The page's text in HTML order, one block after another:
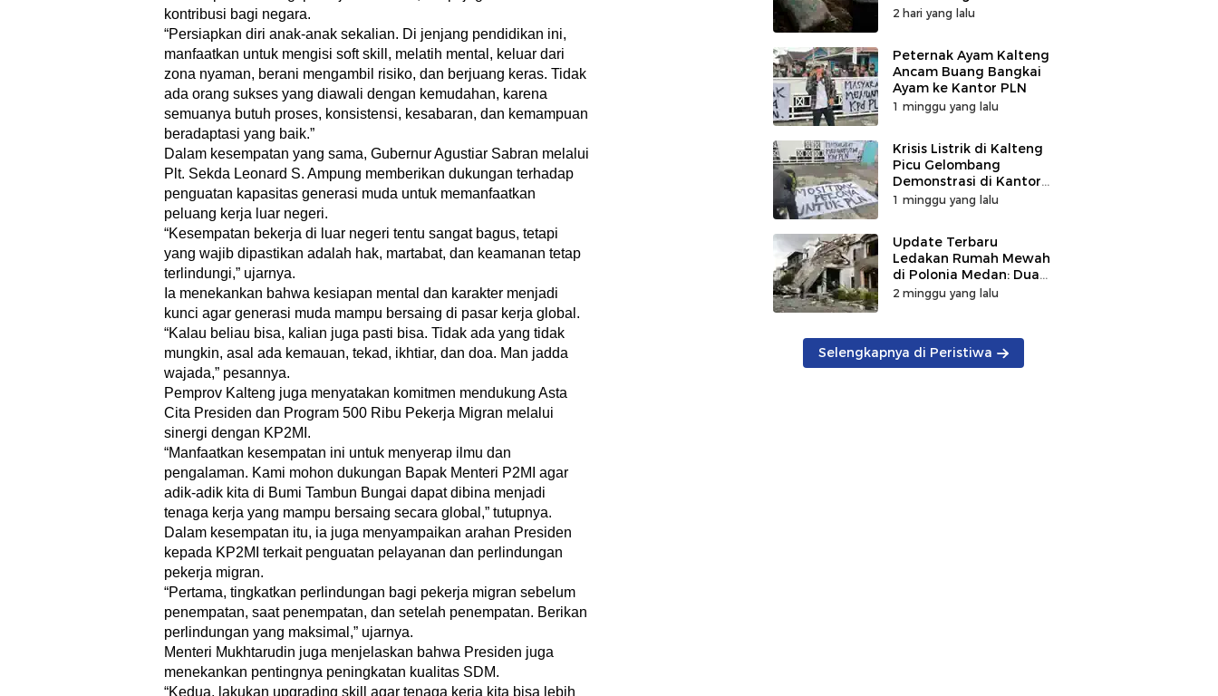
kontribusi bagi negara.
“Persiapkan diri anak-anak sekalian. Di jenjang pendidikan ini,
manfaatkan untuk mengisi soft skill, melatih mental, keluar dari
zona nyaman, berani mengambil risiko, dan berjuang keras. Tidak
ada orang sukses yang diawali dengan kemudahan, karena
semuanya butuh proses, konsistensi, kesabaran, dan kemampuan
beradaptasi yang baik.”
Dalam kesempatan yang sama, Gubernur Agustiar Sabran melalui
Plt. Sekda Leonard S. Ampung memberikan dukungan terhadap
penguatan kapasitas generasi muda untuk memanfaatkan
peluang kerja luar negeri.
“Kesempatan bekerja di luar negeri tentu sangat bagus, tetapi
yang wajib dipastikan adalah hak, martabat, dan keamanan tetap
terlindungi,” ujarnya.
Ia menekankan bahwa kesiapan mental dan karakter menjadi
kunci agar generasi muda mampu bersaing di pasar kerja global.
“Kalau beliau bisa, kalian juga pasti bisa. Tidak ada yang tidak
mungkin, asal ada kemauan, tekad, ikhtiar, dan doa. Man jadda
wajada,” pesannya.
Pemprov Kalteng juga menyatakan komitmen mendukung Asta
Cita Presiden dan Program 500 Ribu Pekerja Migran melalui
sinergi dengan KP2MI.
“Manfaatkan kesempatan ini untuk menyerap ilmu dan
pengalaman. Kami mohon dukungan Bapak Menteri P2MI agar
adik-adik kita di Bumi Tambun Bungai dapat dibina menjadi
tenaga kerja yang mampu bersaing secara global,” tutupnya.
Dalam kesempatan itu, ia juga menyampaikan arahan Presiden
kepada KP2MI terkait penguatan pelayanan dan perlindungan
pekerja migran.
“Pertama, tingkatkan perlindungan bagi pekerja migran sebelum
penempatan, saat penempatan, dan setelah penempatan. Berikan
perlindungan yang maksimal,” ujarnya.
Menteri Mukhtarudin juga menjelaskan bahwa Presiden juga
menekankan pentingnya peningkatan kualitas SDM.
“Kedua, lakukan upgrading skill agar tenaga kerja kita bisa lebih
2 hari yang lalu
Peternak Ayam Kalteng
Ancam Buang Bangkai
Ayam ke Kantor PLN
1 minggu yang lalu
Krisis Listrik di Kalteng
Picu Gelombang
Demonstrasi di Kantor
PLN
1 minggu yang lalu
Update Terbaru
Ledakan Rumah Mewah
di Polonia Medan: Dua
Korban Tewas
2 minggu yang lalu
Selengkapnya di Peristiwa